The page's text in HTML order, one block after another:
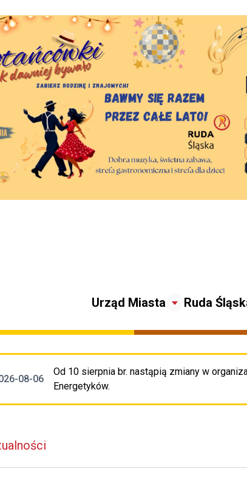
Urząd Miasta Ruda
08-06
Od 10 sierpnia br. nastąpią zmiany w
Energetyków.